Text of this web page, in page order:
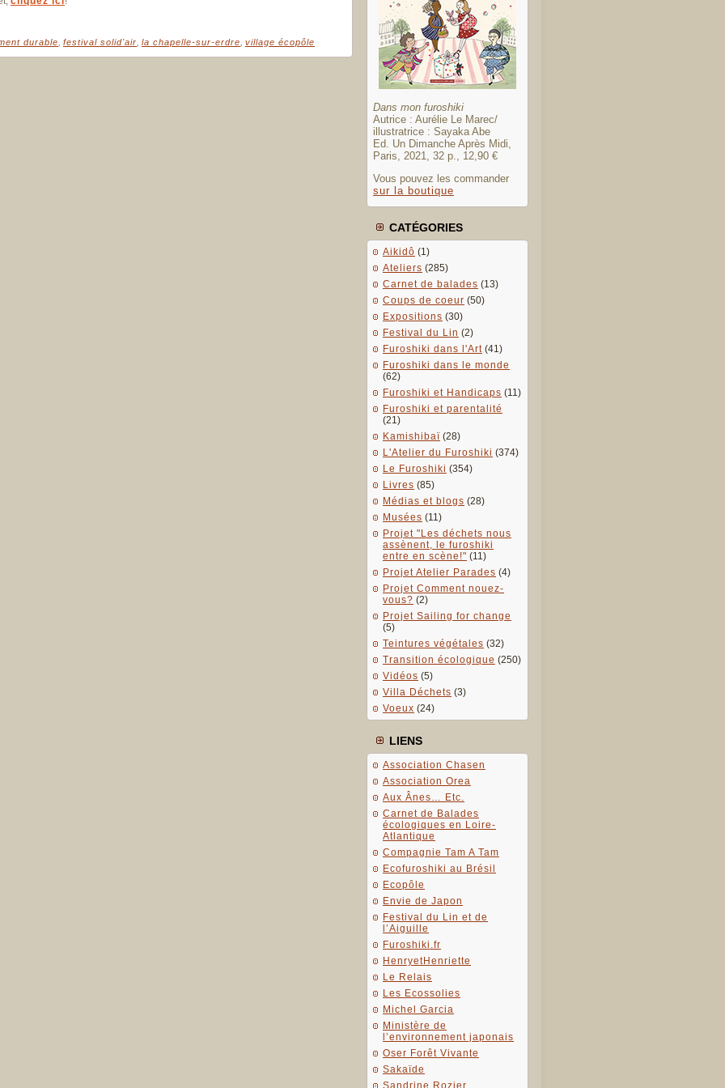
durable festival solid'air la chapelle-sur-erdre village écopôle
Dans mon furoshiki
Autrice : Aurélie Le Marec/
illustratrice : Sayaka Abe
Ed. Un Dimanche Après Midi,
Paris, 2021, 32 p., 12,90 €
Vous pouvez les commander
sur la boutique
CATÉGORIES
Aikidô (1)
Ateliers (285)
Carnet de balades (13)
Coups de coeur (50)
Expositions (30)
Festival du Lin (2)
Furoshiki dans l'Art (41)
Furoshiki dans le monde
(62)
Furoshiki et Handicaps (11)
Furoshiki et parentalité
(21)
Kamishibaï (28)
L'Atelier du Furoshiki (374)
Le Furoshiki (354)
Livres (85)
Médias et blogs (28)
Musées (11)
Projet "Les déchets nous
assènent, le furoshiki
entre en scène!" (11)
Projet Atelier Parades (4)
Projet Comment nouez-
vous? (2)
Projet Sailing for change
(5)
Teintures végétales (32)
Transition écologique (250)
Vidéos (5)
Villa Déchets (3)
Voeux (24)
LIENS
Association Chasen
Association Orea
Aux Ânes… Etc.
Carnet de Balades
écologiques en Loire-
Atlantique
Compagnie Tam A Tam
Ecofuroshiki au Brésil
Ecopôle
Envie de Japon
Festival du Lin et de
l’Aiguille
Furoshiki.fr
HenryetHenriette
Le Relais
Les Ecossolies
Michel Garcia
Ministère de
l’environnement japonais
Oser Forêt Vivante
Sakaïde
Sandrine Rozier